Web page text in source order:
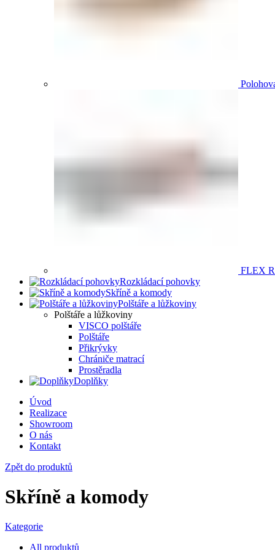
FLEX
Rozkládací pohovky
Skříně a komody
Polštáře a lůžkoviny
Polštáře a lůžkoviny
VISCO polštáře
Polštáře
Přikrývky
Chrániče matrací
Prostěradla
Doplňky
Úvod
Realizace
Showroom
O nás
Kontakt
Zpět do produktů
Skříně a komody
Kategorie
All produktů